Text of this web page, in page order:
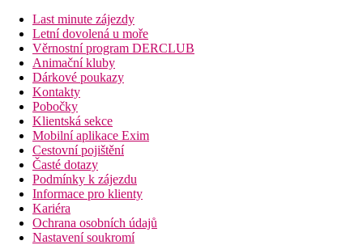
Vzdálenost k pláži
65 km
Vzdálenost od nejbližšího letiště
Pláž
Druh pláže
Plážová dovolená
Fotogalerie
Last minute zájezdy
Letní dovolená u moře
Věrnostní program DERCLUB
Animační kluby
Dárkové poukazy
Kontakty
Pobočky
Klientská sekce
Mobilní aplikace Exim
Cestovní pojištění
Časté dotazy
Podmínky k zájezdu
Informace pro klienty
Kariéra
Ochrana osobních údajů
Nastavení soukromí